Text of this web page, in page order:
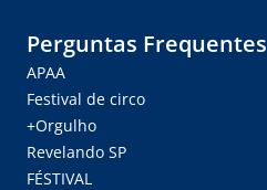
Perguntas Frequentes
APAA
Festival de circo
+Orgulho
Revelando SP
FÉSTIVAL